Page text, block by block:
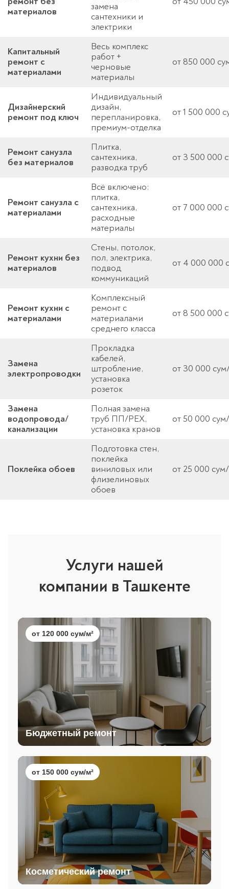
материалов
замена
сантехники и
электрики
Капитальный
ремонт с
материалами
Весь комплекс
работ +
черновые
материалы
от 850 000
Дизайнерский
ремонт под ключ
Индивидуальный
дизайн,
перепланировка,
премиум-отделка
от 1 500 000
Ремонт санузла
без материалов
Плитка,
сантехника,
разводка труб
от 3 500 000
Ремонт санузла с
материалами
Всё включено:
плитка,
сантехника,
расходные
материалы
от 7 000 000
Ремонт кухни без
материалов
Стены, потолок,
пол, электрика,
подвод
коммуникаций
от 4 000 000
Ремонт кухни с
материалами
Комплексный
ремонт с
материалами
среднего класса
от 8 500 000
Замена
электропроводки
Прокладка
кабелей,
штробление,
установка
розеток
от 30 000
Замена
водопровода/
канализации
Полная замена
труб ПП/PEX,
установка кранов
от 50 000
Поклейка обоев
Подготовка стен,
поклейка
виниловых или
флизелиновых
обоев
от 25 000
Услуги нашей
компании в Ташкенте
от 120 000 сум/м²
Бюджетный ремонт
от 150 000 сум/м²
Косметический ремонт